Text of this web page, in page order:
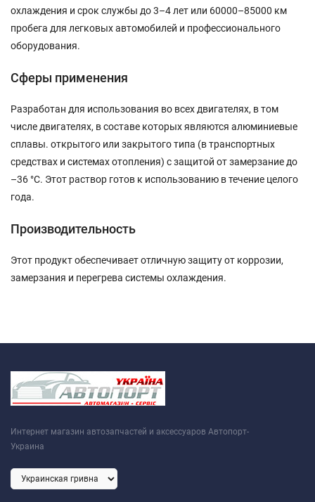
охлаждения и срок службы до 3–4 лет или 60000–85000 км
пробега для легковых автомобилей и профессионального
оборудования.
Сферы применения
Разработан для использования во всех двигателях, в том
числе двигателях, в составе которых являются алюминиевые
сплавы. открытого или закрытого типа (в транспортных
средствах и системах отопления) с защитой от замерзание до
–36 °C. Этот раствор готов к использованию в течение целого
года.
Производительность
Этот продукт обеспечивает отличную защиту от коррозии,
замерзания и перегрева системы охлаждения.
Интернет магазин автозапчастей и аксессуаров Автопорт-
Украина